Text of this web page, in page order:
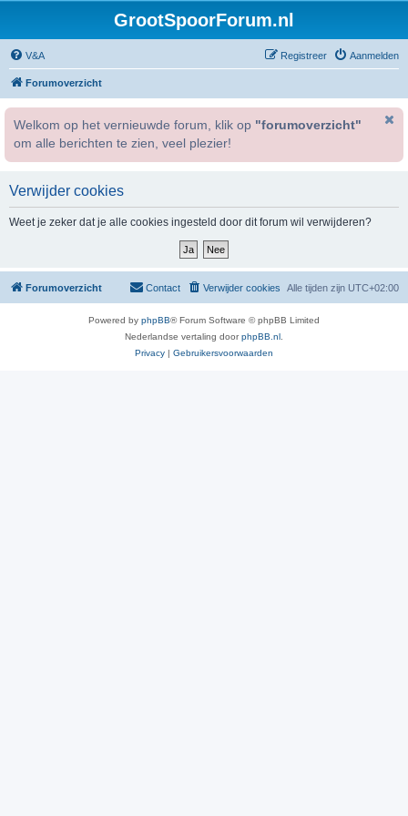
GrootSpoorForum.nl
V&A Aanmelden
Registreer
Forumoverzicht
Welkom op het vernieuwde forum, klik op "forumoverzicht"
om alle berichten te zien, veel plezier!
Verwijder cookies
Weet je zeker dat je alle cookies ingesteld door dit forum wil verwijderen?
Forumoverzicht Alle tijden zijn UTC+02:00
Verwijder cookies
Contact
Powered by phpBB® Forum Software © phpBB Limited
Nederlandse vertaling doorphpBB.nl
Privacy | Gebruikersvoorwaarden